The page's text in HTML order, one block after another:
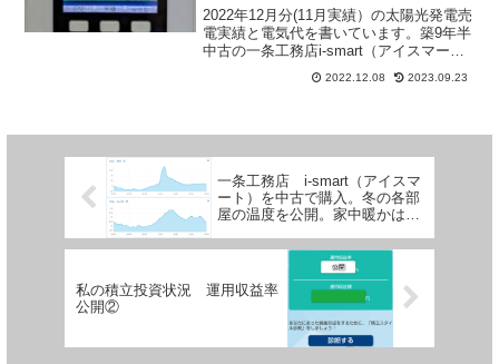
イスマート）
2022年12月分(11月実績）の太陽光発電売
電実績と電気代を書いています。築9年半
中古の一条工務店i-smart（アイスマー
ト）の実績です。 2022.12.08 2023.09.23
一条工務店 i-smart（アイスマ
ート）を中古で購入。冬の各部
屋の温度を公開。家中暖かは本
私の積立投資状況 運用収益率
公開②